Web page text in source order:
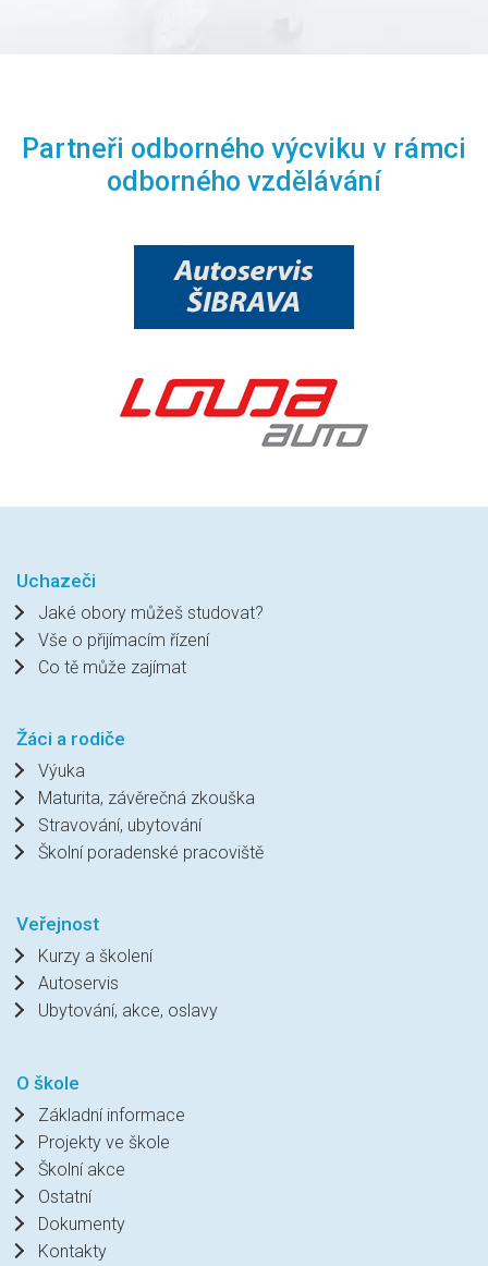
Partneři odborného výcviku v rámci
odborného vzdělávání
Uchazeči
Jaké obory můžeš studovat?
Vše o přijímacím řízení
Co tě může zajímat
Žáci a rodiče
Výuka
Maturita, závěrečná zkouška
Stravování, ubytování
Školní poradenské pracoviště
Veřejnost
Kurzy a školení
Autoservis
Ubytování, akce, oslavy
O škole
Základní informace
Projekty ve škole
Školní akce
Ostatní
Dokumenty
Kontakty